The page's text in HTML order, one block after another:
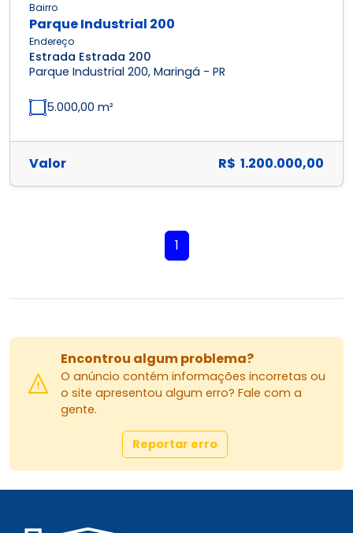
Bairro
Parque Industrial 200
Endereço
Estrada Estrada 200
Parque Industrial 200, Maringá - PR
5.000,00 m²
Valor R$ 1.200.000,00
1
Encontrou algum problema?
O anúncio contém informações incorretas ou
o site apresentou algum erro? Fale com a
gente.
Reportar erro